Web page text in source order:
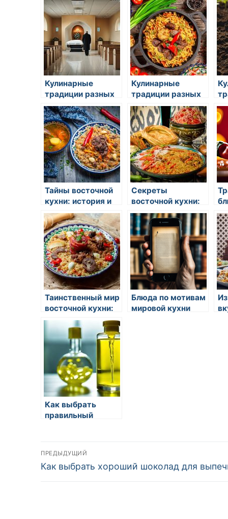
Кулинарные
традиции разных
стран мира
Кулинарные
традиции разных
стран
Тайны восточной
кухни: история и
традиции
Секреты
восточной кухни:
искусство
гастрономии и
кулинарные
традиции
Таинственный мир
восточной кухни:
изысканные вкусы
и загадочные
обычаи
Блюда по мотивам
мировой кухни
Как выбрать
правильный
Навигация
по
ПРЕДЫДУЩИЙ
Предыдущая
Как выбрать хороший шоколад для